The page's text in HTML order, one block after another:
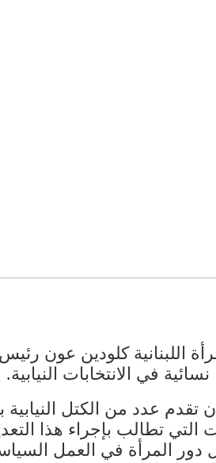
اللبنانية كلودين عون
في الانتخابات النيابية.
تقدم عدد من الكتل
التي تطالب بإجراء هذا
دور المرأة في العمل